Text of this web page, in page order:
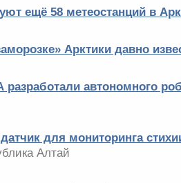
ещё 58 метеостанций в
Арктики давно
автономного
для мониторинга
Алтай